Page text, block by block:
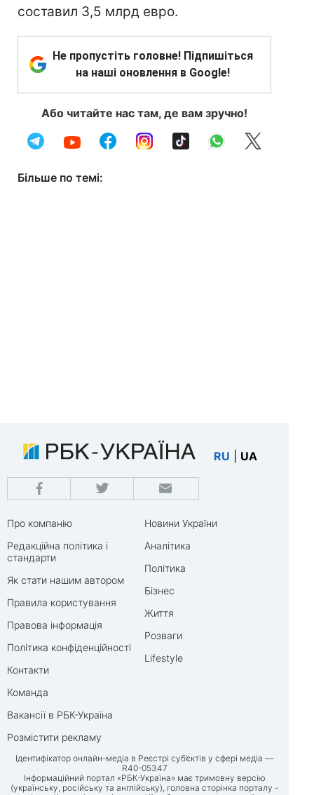
составил 3,5 млрд евро.
Не пропустіть головне! Підпишіться
на наші оновлення в Google!
Або читайте нас там, де вам зручно!
Більше по темі:
RU UA
Про компанію
Редакційна політика і
стандарти
Як стати нашим автором
Правила користування
Правова інформація
Політика конфіденційності
Контакти
Команда
Вакансії в РБК-Україна
Розмістити рекламу
Новини України
Аналітика
Політика
Бізнес
Життя
Розваги
Lifestyle
Ідентифікатор онлайн-медіа в Реєстрі суб’єктів у сфері медіа —
R40-05347
Інформаційний портал «РБК-Україна» має тримовну версію
(українську, російську та англійську), головна сторінка порталу -